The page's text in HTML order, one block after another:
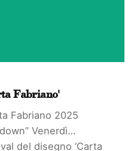
Fabriano'
Fabriano 2025
Venerdì…
del disegno ‘Carta